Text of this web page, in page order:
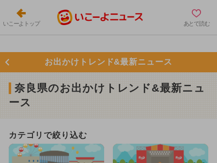
いこーよトップ あとで読む
お出かけトレンド&最新ニュース
奈良県のお出かけトレンド&最新ニュ
ース
カテゴリで絞り込む